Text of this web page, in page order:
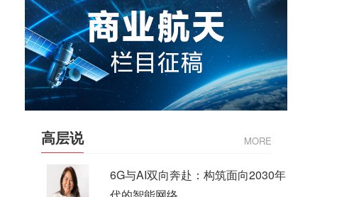
高层说 MORE
6G与AI双向奔赴：构筑面向2030年